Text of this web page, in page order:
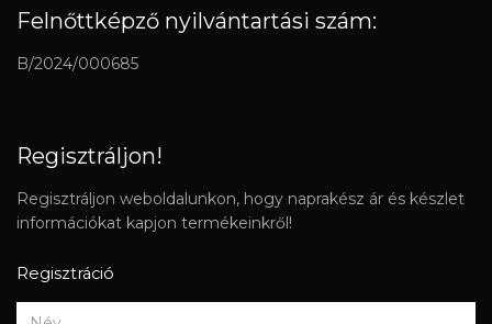
Felnőttképző nyilvántartási szám:
B/2024/000685
Regisztráljon!
Regisztráljon weboldalunkon, hogy naprakész ár és készlet
információkat kapjon termékeinkről!
Regisztráció